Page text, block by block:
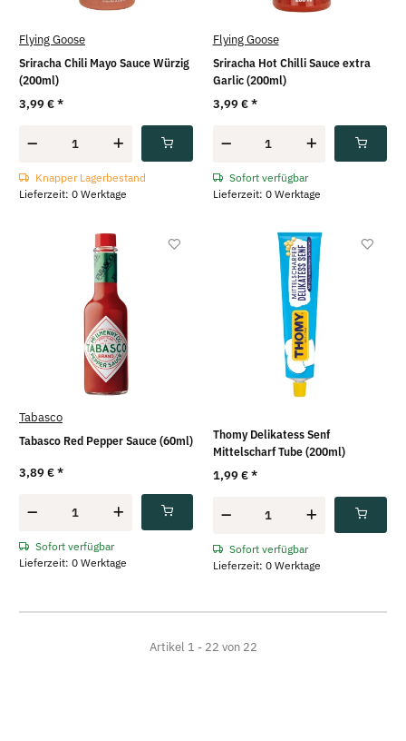
Flying Goose
Sriracha Chili Mayo Sauce Würzig
(200ml)
3,99 €*
Knapper Lagerbestand
Lieferzeit: 0 Werktage
Flying Goose
Sriracha Hot Chilli Sauce extra
Garlic (200ml)
3,99 €*
Sofort verfügbar
Lieferzeit: 0 Werktage
Tabasco
Tabasco Red Pepper Sauce (60ml)
3,89 €*
Sofort verfügbar
Lieferzeit: 0 Werktage
Thomy Delikatess Senf
Mittelscharf Tube (200ml)
1,99 €*
Sofort verfügbar
Lieferzeit: 0 Werktage
Artikel 1 - 22 von 22